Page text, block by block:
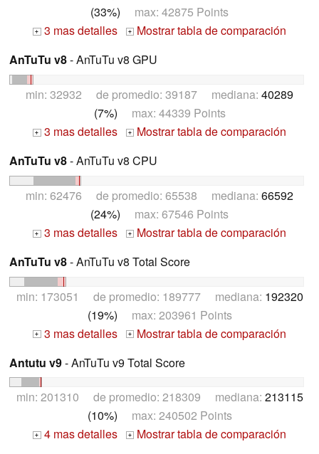
(33%) max: 42875 Points
+ 3 mas detalles +
Mostrar tabla de comparación
AnTuTu v8- AnTuTu v8 GPU
min: 32932 de promedio: 39187 mediana: 40289
(7%) max: 44339 Points
+ 3 mas detalles +
Mostrar tabla de comparación
AnTuTu v8- AnTuTu v8 CPU
min: 62476 de promedio: 65538 mediana: 66592
(24%) max: 67546 Points
+ 3 mas detalles +
Mostrar tabla de comparación
AnTuTu v8- AnTuTu v8 Total Score
min: 173051 de promedio: 189777 mediana: 192320
(19%) max: 203961 Points
+ 3 mas detalles +
Mostrar tabla de comparación
Antutu v9- AnTuTu v9 Total Score
min: 201310 de promedio: 218309 mediana: 213115
(10%) max: 240502 Points
+ 4 mas detalles +
Mostrar tabla de comparación